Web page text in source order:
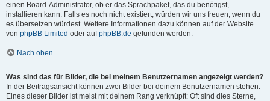
einen Board-Administrator, ob er das Sprachpaket, das du benötigst,
installieren kann. Falls es noch nicht existiert, würden wir uns freuen, wenn du
es übersetzen würdest. Weitere Informationen dazu können auf der Website
von phpBB Limited oder aufphpBB.de gefunden werden.
Nach oben
Was sind das für Bilder, die bei meinem Benutzernamen angezeigt werden?
In der Beitragsansicht können zwei Bilder bei deinem Benutzernamen stehen.
Eines dieser Bilder ist meist mit deinem Rang verknüpft: Oft sind dies Sterne,